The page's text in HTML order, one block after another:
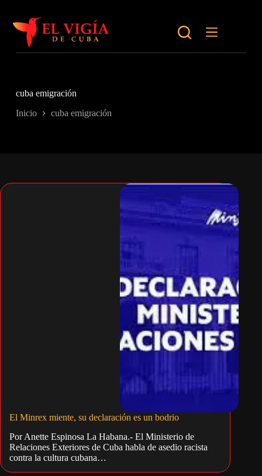
contenido
cuba emigración
Inicio cuba emigración
El Minrex miente, su declaración es un bodrio
Por Anette Espinosa La Habana.- El Ministerio de
Relaciones Exteriores de Cuba habla de asedio racista
contra la cultura cubana…